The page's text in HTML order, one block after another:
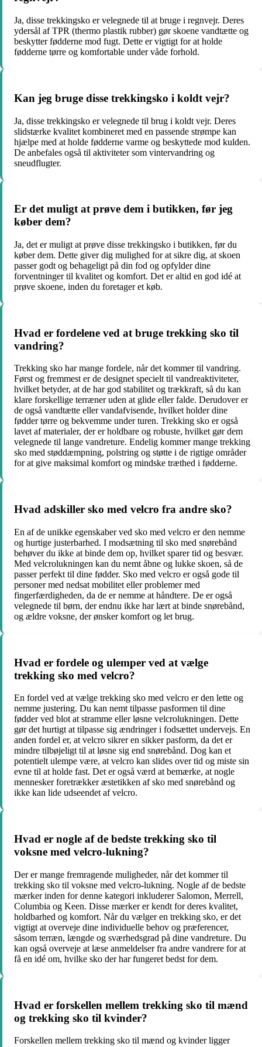
Ja, disse trekkingsko er velegnede til at bruge i regnvejr. Deres
ydersål af TPR (thermo plastik rubber) gør skoene vandtætte og
beskytter fødderne mod fugt. Dette er vigtigt for at holde
fødderne tørre og komfortable under våde forhold.
Kan jeg bruge disse trekkingsko i koldt vejr?
Ja, disse trekkingsko er velegnede til brug i koldt vejr. Deres
slidstærke kvalitet kombineret med en passende strømpe kan
hjælpe med at holde fødderne varme og beskyttede mod kulden.
De anbefales også til aktiviteter som vintervandring og
sneudflugter.
Er det muligt at prøve dem i butikken, før jeg
køber dem?
Ja, det er muligt at prøve disse trekkingsko i butikken, før du
køber dem. Dette giver dig mulighed for at sikre dig, at skoen
passer godt og behageligt på din fod og opfylder dine
forventninger til kvalitet og komfort. Det er altid en god idé at
prøve skoene, inden du foretager et køb.
Hvad er fordelene ved at bruge trekking sko til
vandring?
Trekking sko har mange fordele, når det kommer til vandring.
Først og fremmest er de designet specielt til vandreaktiviteter,
hvilket betyder, at de har god stabilitet og trækkraft, så du kan
klare forskellige terræner uden at glide eller falde. Derudover er
de også vandtætte eller vandafvisende, hvilket holder dine
fødder tørre og bekvemme under turen. Trekking sko er også
lavet af materialer, der er holdbare og robuste, hvilket gør dem
velegnede til lange vandreture. Endelig kommer mange trekking
sko med støddæmpning, polstring og støtte i de rigtige områder
for at give maksimal komfort og mindske træthed i fødderne.
Hvad adskiller sko med velcro fra andre sko?
En af de unikke egenskaber ved sko med velcro er den nemme
og hurtige justerbarhed. I modsætning til sko med snørebånd
behøver du ikke at binde dem op, hvilket sparer tid og besvær.
Med velcrolukningen kan du nemt åbne og lukke skoen, så de
passer perfekt til dine fødder. Sko med velcro er også gode til
personer med nedsat mobilitet eller problemer med
fingerfærdigheden, da de er nemme at håndtere. De er også
velegnede til børn, der endnu ikke har lært at binde snørebånd,
og ældre voksne, der ønsker komfort og let brug.
Hvad er fordele og ulemper ved at vælge
trekking sko med velcro?
En fordel ved at vælge trekking sko med velcro er den lette og
nemme justering. Du kan nemt tilpasse pasformen til dine
fødder ved blot at stramme eller løsne velcrolukningen. Dette
gør det hurtigt at tilpasse sig ændringer i fodsættet undervejs. En
anden fordel er, at velcro sikrer en sikker pasform, da det er
mindre tilbøjeligt til at løsne sig end snørebånd. Dog kan et
potentielt ulempe være, at velcro kan slides over tid og miste sin
evne til at holde fast. Det er også værd at bemærke, at nogle
mennesker foretrækker æstetikken af sko med snørebånd og
ikke kan lide udseendet af velcro.
Hvad er nogle af de bedste trekking sko til
voksne med velcro-lukning?
Der er mange fremragende muligheder, når det kommer til
trekking sko til voksne med velcro-lukning. Nogle af de bedste
mærker inden for denne kategori inkluderer Salomon, Merrell,
Columbia og Keen. Disse mærker er kendt for deres kvalitet,
holdbarhed og komfort. Når du vælger en trekking sko, er det
vigtigt at overveje dine individuelle behov og præferencer,
såsom terræn, længde og sværhedsgrad på dine vandreture. Du
kan også overveje at læse anmeldelser fra andre vandrere for at
få en idé om, hvilke sko der har fungeret bedst for dem.
Hvad er forskellen mellem trekking sko til mænd
og trekking sko til kvinder?
Forskellen mellem trekking sko til mænd og kvinder ligger